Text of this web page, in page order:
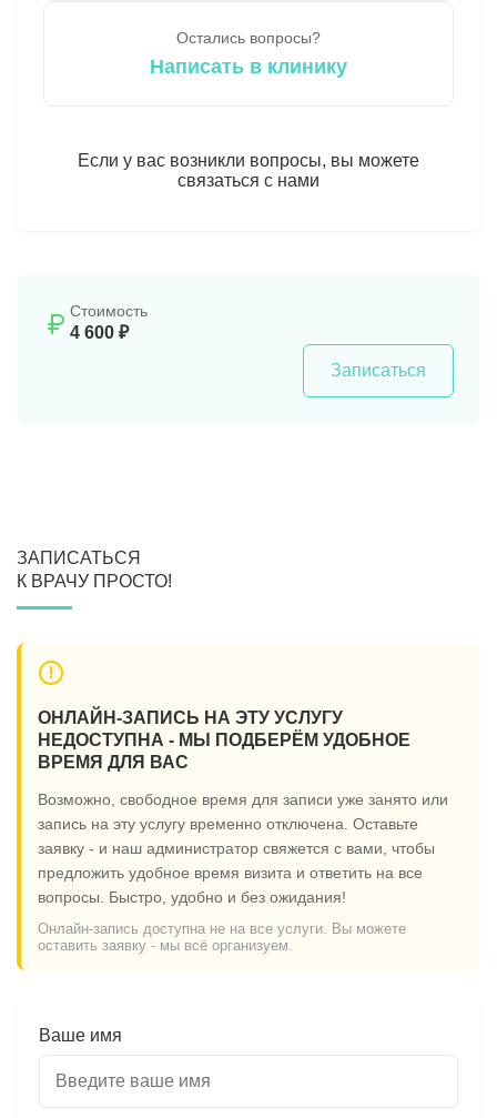
Остались вопросы?
Написать в клинику
Если у вас возникли вопросы, вы можете
связаться с нами
Стоимость
4 600 ₽
Записаться
ЗАПИСАТЬСЯ
К ВРАЧУ ПРОСТО!
ОНЛАЙН-ЗАПИСЬ НА ЭТУ УСЛУГУ
НЕДОСТУПНА - МЫ ПОДБЕРЁМ УДОБНОЕ
ВРЕМЯ ДЛЯ ВАС
Возможно, свободное время для записи уже занято или
запись на эту услугу временно отключена. Оставьте
заявку - и наш администратор свяжется с вами, чтобы
предложить удобное время визита и ответить на все
вопросы. Быстро, удобно и без ожидания!
Онлайн-запись доступна не на все услуги. Вы можете
оставить заявку - мы всё организуем.
Ваше имя